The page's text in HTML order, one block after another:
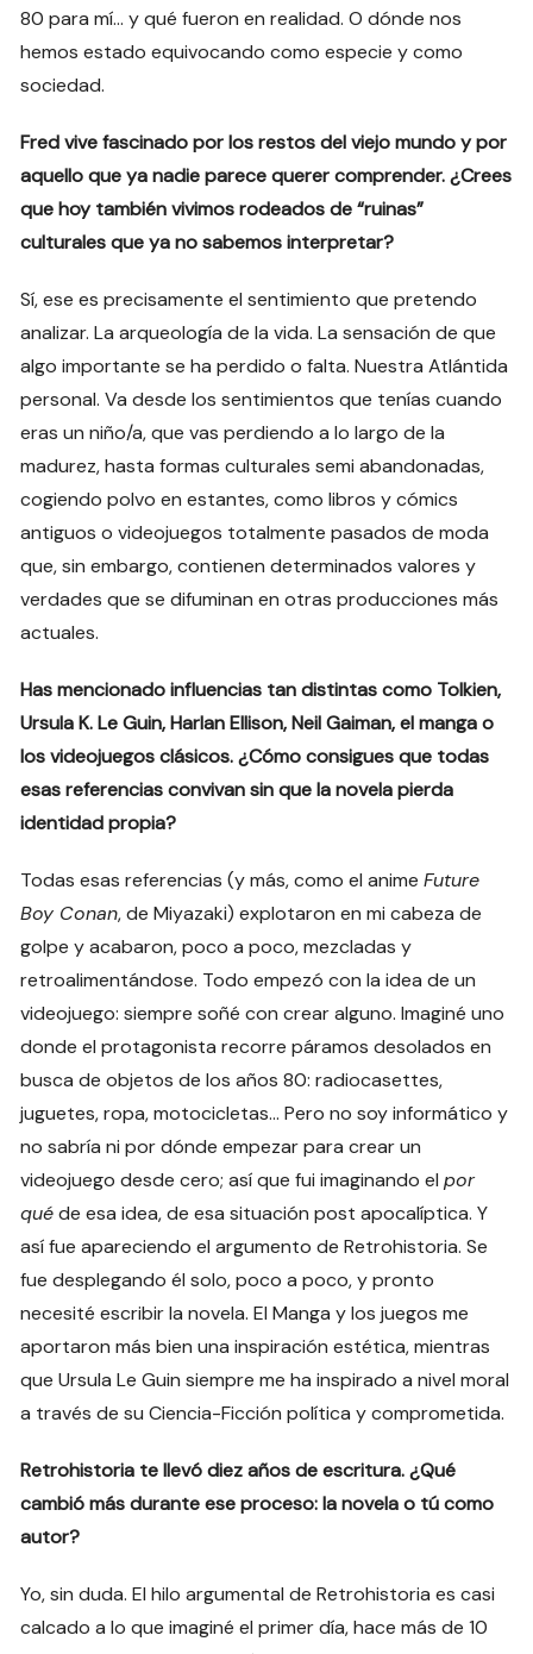
80 para mí… y qué fueron en realidad. O dónde nos
hemos estado equivocando como especie y como
sociedad.
Fred vive fascinado por los restos del viejo mundo y por
aquello que ya nadie parece querer comprender. ¿Crees
que hoy también vivimos rodeados de “ruinas”
culturales que ya no sabemos interpretar?
Sí, ese es precisamente el sentimiento que pretendo
analizar. La arqueología de la vida. La sensación de que
algo importante se ha perdido o falta. Nuestra Atlántida
personal. Va desde los sentimientos que tenías cuando
eras un niño/a, que vas perdiendo a lo largo de la
madurez, hasta formas culturales semi abandonadas,
cogiendo polvo en estantes, como libros y cómics
antiguos o videojuegos totalmente pasados de moda
que, sin embargo, contienen determinados valores y
verdades que se difuminan en otras producciones más
actuales.
Has mencionado influencias tan distintas como Tolkien,
Ursula K. Le Guin, Harlan Ellison, Neil Gaiman, el manga o
los videojuegos clásicos. ¿Cómo consigues que todas
esas referencias convivan sin que la novela pierda
identidad propia?
Todas esas referencias (y más, como el animeFuture
Boy Conan, de Miyazaki) explotaron en mi cabeza de
golpe y acabaron, poco a poco, mezcladas y
retroalimentándose. Todo empezó con la idea de un
videojuego: siempre soñé con crear alguno. Imaginé uno
donde el protagonista recorre páramos desolados en
busca de objetos de los años 80: radiocasettes,
juguetes, ropa, motocicletas… Pero no soy informático y
no sabría ni por dónde empezar para crear un
videojuego desde cero; así que fui imaginando elpor
quéde esa idea, de esa situación post apocalíptica. Y
así fue apareciendo el argumento de Retrohistoria. Se
fue desplegando él solo, poco a poco, y pronto
necesité escribir la novela. El Manga y los juegos me
aportaron más bien una inspiración estética, mientras
que Ursula Le Guin siempre me ha inspirado a nivel moral
a través de su Ciencia-Ficción política y comprometida.
Retrohistoria te llevó diez años de escritura. ¿Qué
cambió más durante ese proceso: la novela o tú como
autor?
Yo, sin duda. El hilo argumental de Retrohistoria es casi
calcado a lo que imaginé el primer día, hace más de 10